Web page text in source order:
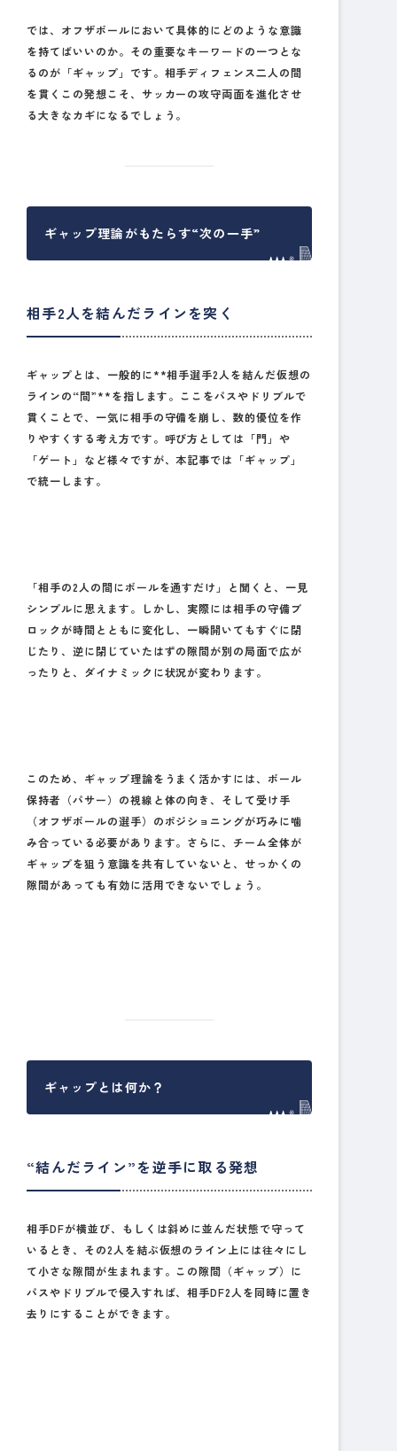
では、オフザボールにおいて具体的にどのような意識
を持てばいいのか。その重要なキーワードの一つとな
るのが「ギャップ」です。相手ディフェンス二人の間
を貫くこの発想こそ、サッカーの攻守両面を進化させ
る大きなカギになるでしょう。
ギャップ理論がもたらす“次の一手”
相手2人を結んだラインを突く
ギャップとは、一般的に**相手選手2人を結んだ仮想の
ラインの“間”**を指します。ここをパスやドリブルで
貫くことで、一気に相手の守備を崩し、数的優位を作
りやすくする考え方です。呼び方としては「門」や
「ゲート」など様々ですが、本記事では「ギャップ」
で統一します。
「相手の2人の間にボールを通すだけ」と聞くと、一見
シンプルに思えます。しかし、実際には相手の守備ブ
ロックが時間とともに変化 し、一瞬開いてもすぐに閉
じたり、逆に閉じていたはずの隙間が別の局面で広が
ったりと、ダイナミックに状況が変わります。
このため、ギャップ理論をうまく活かすには、ボール
保持者（パサー）の視線と体の向き 、そして受け手
（オフザボールの選手）のポジショニングが巧みに噛
み合っている必要があります。さらに、チーム全体が
ギャップを狙う意識を共有していないと、せっかくの
隙間があっても有効に活用できないでしょう。
ギャップとは何か？
“結んだライン”を逆手に取る発想
相手DFが横並び、もしくは斜めに並んだ状態で守って
いるとき、その2人を結ぶ仮想のライン上には往々にし
て小さな隙間が生まれます。この隙間（ギャップ）に
パスやドリブルで侵入すれば、相手DF2人を同時に置き
去り にすることができます。